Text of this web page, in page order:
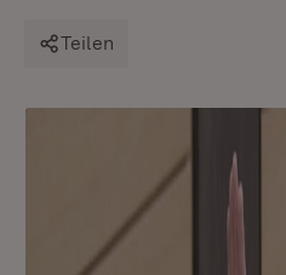
Teilen